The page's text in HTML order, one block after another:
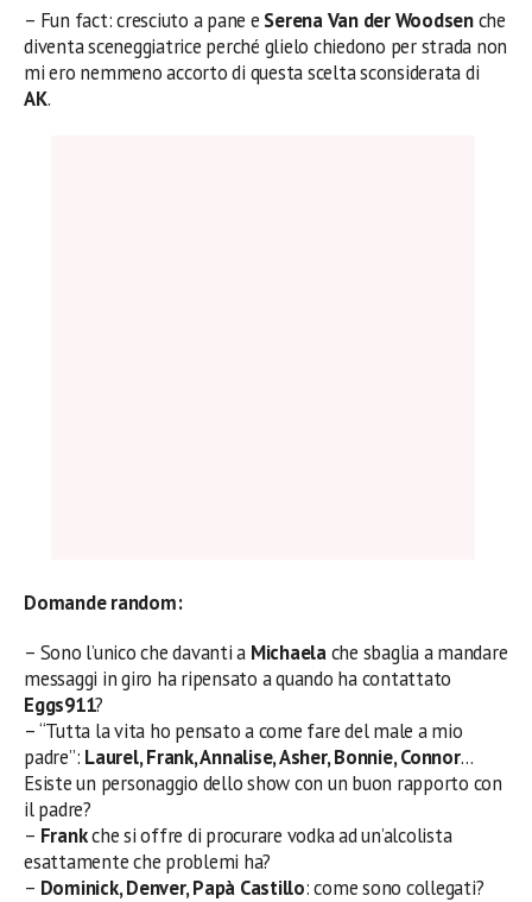
– Fun fact: cresciuto a pane e Serena Van der Woodsenche
diventa sceneggiatrice perché glielo chiedono per strada non
mi ero nemmeno accorto di questa scelta sconsiderata di
AK.
Domande random:
– Sono l’unico che davanti a Michaelache sbaglia a mandare
messaggi in giro ha ripensato a quando ha contattato
Eggs911?
– “Tutta la vita ho pensato a come fare del male a mio
padre”: Laurel, Frank, Annalise, Asher, Bonnie, Connor…
Esiste un personaggio dello show con un buon rapporto con
il padre?
– Frankche si offre di procurare vodka ad un’alcolista
esattamente che problemi ha?
– Dominick, Denver, Papà Castillo: come sono collegati?